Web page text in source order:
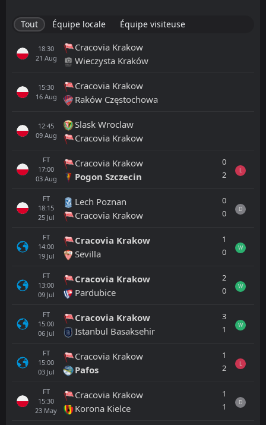
Tout Équipe locale Équipe visiteuse
18:30
21 Aug
Cracovia Krakow
Wieczysta Kraków
15:30
16 Aug
Cracovia Krakow
Raków Częstochowa
12:45
09 Aug
Slask Wroclaw
Cracovia Krakow
FT
17:00
03 Aug
Cracovia Krakow
Pogon Szczecin
0
2
L
FT
18:15
25 Jul
Lech Poznan
Cracovia Krakow
0
0
D
FT
14:00
19 Jul
Cracovia Krakow
Sevilla
1
0
W
FT
13:00
09 Jul
Cracovia Krakow
Pardubice
2
0
W
FT
15:00
06 Jul
Cracovia Krakow
Istanbul Basaksehir
3
1
W
FT
15:00
03 Jul
Cracovia Krakow
Pafos
1
2
L
FT
15:30
23 May
Cracovia Krakow
Korona Kielce
1
1
D